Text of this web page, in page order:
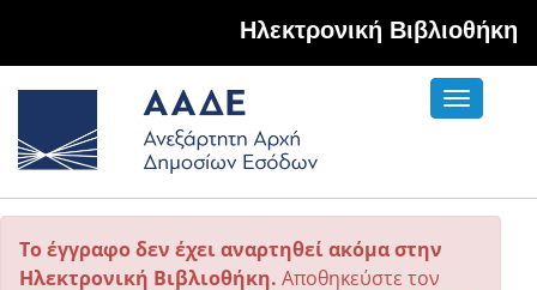
Hλεκτρονική Βιβλιοθήκη
Toggle
Το έγγραφο δεν έχει αναρτηθεί ακόμα στην
Ηλεκτρονική Βιβλιοθήκη. Αποθηκεύστε τον